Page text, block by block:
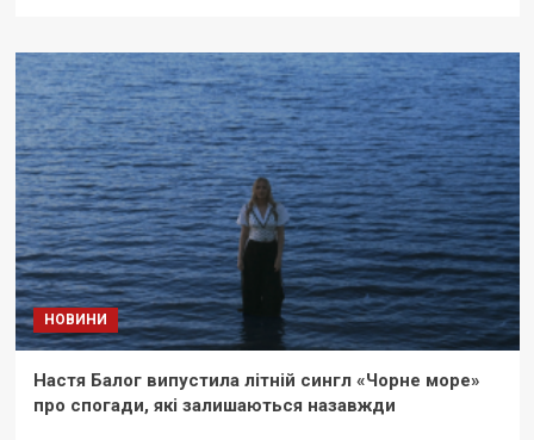
НОВИНИ
Настя Балог випустила літній сингл «Чорне море»
про спогади, які залишаються назавжди